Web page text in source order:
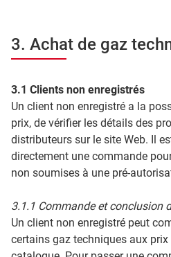
3. Achat de gaz
3.1 Clients non enregistrés
Un client non enregistré a la
prix, de vérifier les détails des
distributeurs sur le site Web. Il
directement une commande
non soumises à une pré-
3.1.1 Commande et conclusion
Un client non enregistré peut
certains gaz techniques aux